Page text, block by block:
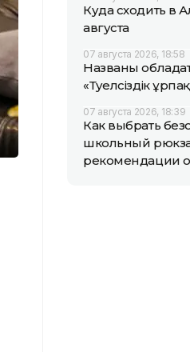
Куда сходить в
августа
07 августа 2026, 18:58
Названы
«Тәуелсіздік
07 августа 2026, 18:39
Как выбрать
школьный
рекомендации